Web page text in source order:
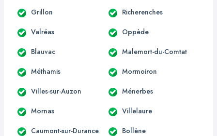
Grillon Richerenches
Valréas Oppède
Blauvac Malemort-du-Comtat
Méthamis Mormoiron
Villes-sur-Auzon Ménerbes
Mornas Villelaure
Caumont-sur-Durance Bollène